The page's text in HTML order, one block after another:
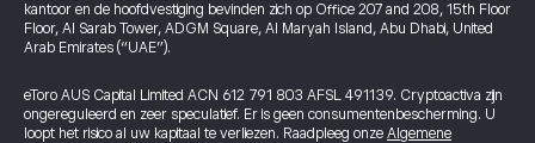
kantoor en de hoofdvestiging bevinden zich op Office 207 and 208, 15th Floor
Floor, Al Sarab Tower, ADGM Square, Al Maryah Island, Abu Dhabi, United
Arab Emirates (“UAE”).
eToro AUS Capital Limited ACN 612 791 803 AFSL 491139. Cryptoactiva zijn
ongereguleerd en zeer speculatief. Er is geen consumentenbescherming. U
loopt het risico al uw kapitaal te verliezen. Raadpleeg onze Algemene